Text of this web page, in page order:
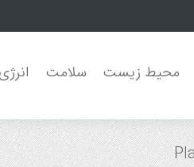
محیط زیست سلامت